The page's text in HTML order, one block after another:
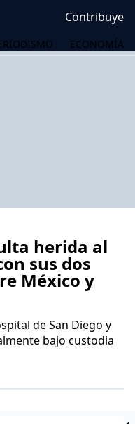
Contribuye
ECONOMÍA
herida al
sus dos
México y
de San Diego y
bajo custodia